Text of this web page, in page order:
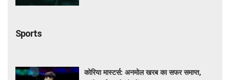
Sports
कोरिया मास्टर्स: अनमोल खरब का सफर समाप्त,